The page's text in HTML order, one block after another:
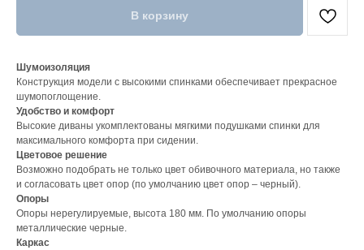
В корзину
Шумоизоляция
Конструкция модели с высокими спинками обеспечивает прекрасное
шумопоглощение.
Удобство и комфорт
Высокие диваны укомплектованы мягкими подушками спинки для
максимального комфорта при сидении.
Цветовое решение
Возможно подобрать не только цвет обивочного материала, но также
и согласовать цвет опор (по умолчанию цвет опор – черный).
Опоры
Опоры нерегулируемые, высота 180 мм. По умолчанию опоры
металлические черные.
Каркас